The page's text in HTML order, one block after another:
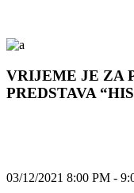
VRIJEME JE ZA
PREDSTAVA
03/12/2021 8:00 PM -